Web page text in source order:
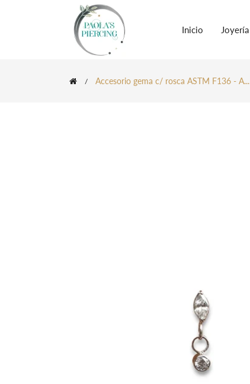
Inicio Joyería
Accesorio gema c/ rosca ASTM F136 - A...